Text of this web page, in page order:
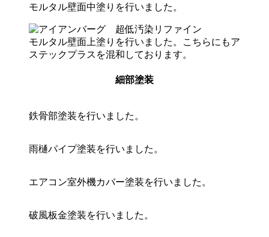
モルタル壁面中塗りを行いました。
モルタル壁面上塗りを行いました。こちらにもア
ステックプラスを混和しております。
細部塗装
鉄骨部塗装を行いました。
雨樋パイプ塗装を行いました。
エアコン室外機カバー塗装を行いました。
破風板金塗装を行いました。